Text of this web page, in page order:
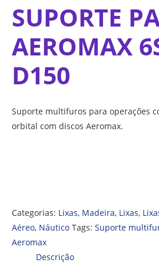
SUPORTE
AEROMAX
D150
Suporte multifuros para operações
orbital com discos Aeromax.
Categorias: Lixas, Madeira, Lixas,
Aéreo, Náutico Tags: Suporte
Aeromax
Descrição